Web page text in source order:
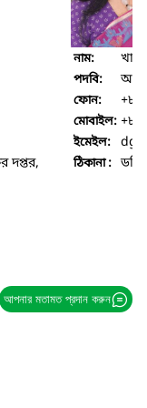
দপ্তর,
নাম:
পদবি:
ফোন: +৮৮
মোবাইল: +৮৮
ইমেইল:
ঠিকানা :
আপনার মতামত প্রদান করুন